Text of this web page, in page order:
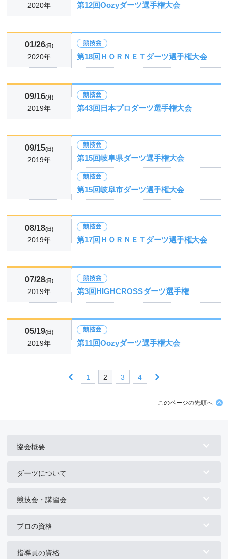
2020年 第12回Oozyダーツ選手権大会
01/26(日)
2020年 第18回ＨＯＲＮＥＴダーツ選手権大会
09/16(月)
2019年 第43回日本プロダーツ選手権大会
09/15(日)
2019年 第15回岐阜県ダーツ選手権大会
第15回岐阜市ダーツ選手権大会
08/18(日)
2019年 第17回ＨＯＲＮＥＴダーツ選手権大会
07/28(日)
2019年 第3回HIGHCROSSダーツ選手権
05/19(日)
2019年 第11回Oozyダーツ選手権大会
1 2 3 4
このページの先頭へ
協会概要
ダーツについて
競技会・講習会
プロの資格
指導員の資格